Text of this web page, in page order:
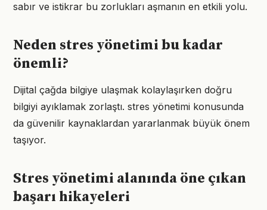
sabır ve istikrar bu zorlukları aşmanın en etkili yolu.
Neden stres yönetimi bu kadar
önemli?
Dijital çağda bilgiye ulaşmak kolaylaşırken doğru
bilgiyi ayıklamak zorlaştı. stres yönetimi konusunda
da güvenilir kaynaklardan yararlanmak büyük önem
taşıyor.
Stres yönetimi alanında öne çıkan
başarı hikayeleri